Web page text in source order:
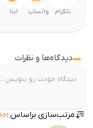
تلگرام واتساپ ایتا
دیدگاه‌ها و نظرات
مرتب‌سازی براساس :